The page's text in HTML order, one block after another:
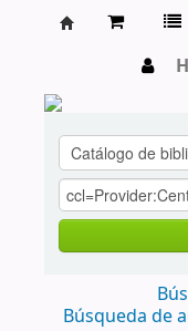
Búsqueda de